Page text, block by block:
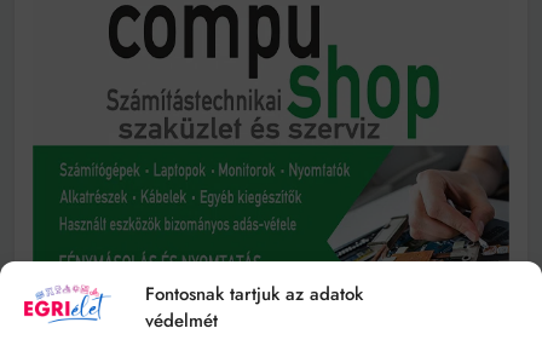
Fontosnak tartjuk az adatok
védelmét